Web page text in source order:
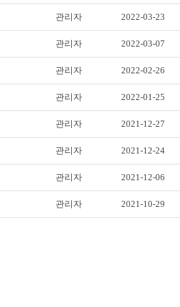
관리자 2022-03-23
관리자 2022-03-07
관리자 2022-02-26
관리자 2022-01-25
관리자 2021-12-27
관리자 2021-12-24
관리자 2021-12-06
관리자 2021-10-29